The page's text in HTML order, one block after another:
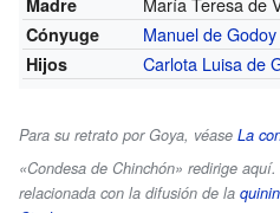
Cónyuge Manuel de
Hijos Carlota Luisa de
Para su retrato por Goya, véase La
«Condesa de Chinchón» redirige
relacionada con la difusión de la